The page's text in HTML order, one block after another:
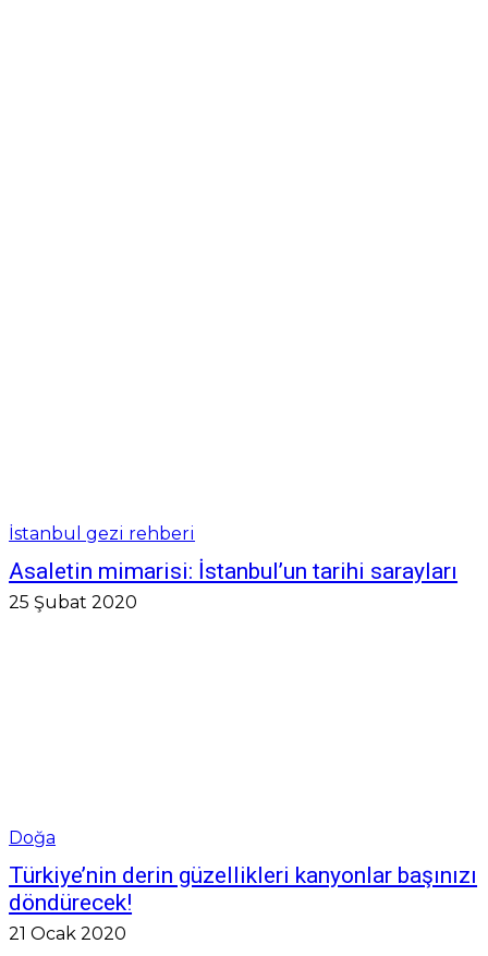
İstanbul gezi rehberi
Asaletin mimarisi: İstanbul’un tarihi sarayları
25 Şubat 2020
Doğa
Türkiye’nin derin güzellikleri kanyonlar başınızı
döndürecek!
21 Ocak 2020